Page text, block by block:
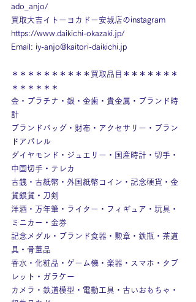
ado_anjo/
買取大吉イトーヨカドー安城店のinstagram
https://www.daikichi-okazaki.jp/
Email: iy-anjo@kaitori-daikichi.jp
＊＊＊＊＊＊＊＊＊＊買取品目＊＊＊＊＊＊＊
＊＊＊＊＊＊
金・プラチナ・銀・金歯・貴金属・ブランド時
計
ブランドバッグ・財布・アクセサリー・ブラン
ドアパレル
ダイヤモンド・ジュエリー・国産時計・切手・
中国切手・テレカ
古銭・古紙幣・外国紙幣コイン・記念硬貨・金
貨銀貨・刀剣
洋酒・万年筆・ライター・フィギュア・玩具・
ミニカー・金券
記念メダル・ブランド食器・勲章・鉄瓶・茶道
具・骨董品
香水・化粧品・ゲーム機・楽器・スマホ・タブ
レット・ガラケー
カメラ・鉄道模型・電動工具・古いおもちゃ・